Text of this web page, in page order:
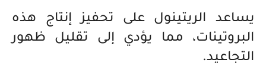
يساعد الريتينول على تحفيز إنتاج هذه
البروتينات، مما يؤدي إلى تقليل ظهور
التجاعيد.